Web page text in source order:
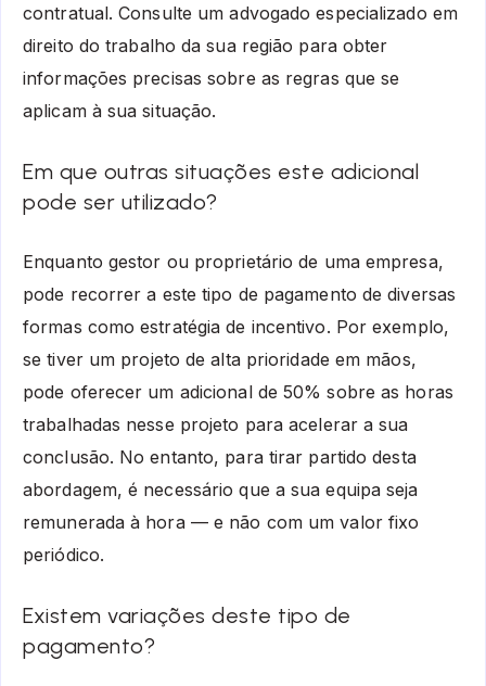
contratual. Consulte um advogado especializado em
direito do trabalho da sua região para obter
informações precisas sobre as regras que se
aplicam à sua situação.
Em que outras situações este adicional
pode ser utilizado?
Enquanto gestor ou proprietário de uma empresa,
pode recorrer a este tipo de pagamento de diversas
formas como estratégia de incentivo. Por exemplo,
se tiver um projeto de alta prioridade em mãos,
pode oferecer um adicional de 50% sobre as horas
trabalhadas nesse projeto para acelerar a sua
conclusão. No entanto, para tirar partido desta
abordagem, é necessário que a sua equipa seja
remunerada à hora — e não com um valor fixo
periódico.
Existem variações deste tipo de
pagamento?